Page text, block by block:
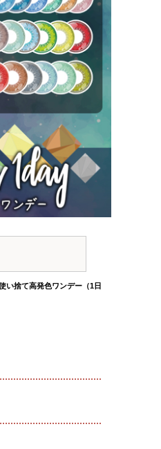
い捨て高発色ワンデー（1日